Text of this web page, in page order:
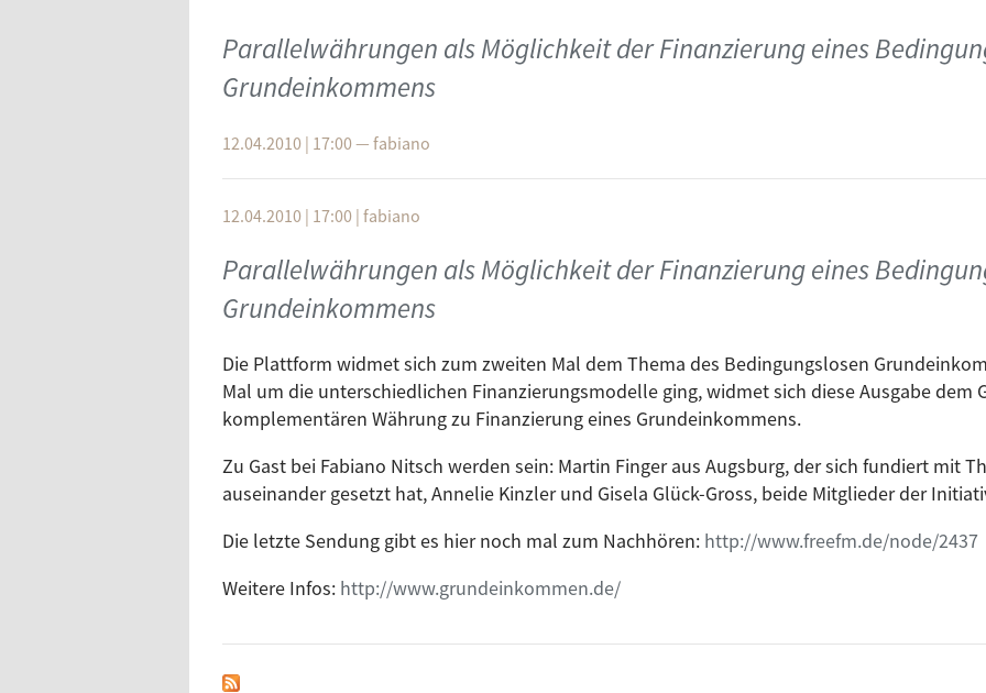
Parallelwährungen als Möglichkeit der Finanzierung eines
Grundeinkommens
12.04.2010 | 17:00— fabiano
12.04.2010 | 17:00 | fabiano
Parallelwährungen als Möglichkeit der Finanzierung eines
Grundeinkommens
Die Plattform widmet sich zum zweiten Mal dem Thema des Bedingungslosen
Mal um die unterschiedlichen Finanzierungsmodelle ging, widmet sich diese Ausgabe dem
komplementären Währung zu Finanzierung eines Grundeinkommens.
Zu Gast bei Fabiano Nitsch werden sein: Martin Finger aus Augsburg, der sich fundiert mit
auseinander gesetzt hat, Annelie Kinzler und Gisela Glück-Gross, beide Mitglieder der
Die letzte Sendung gibt es hier noch mal zum Nachhören: http://www.freefm.de/node/2437
Weitere Infos: http://www.grundeinkommen.de/